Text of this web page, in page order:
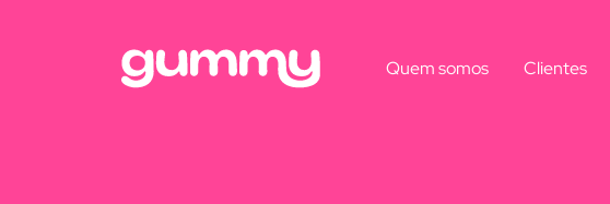
Quem somos Clientes